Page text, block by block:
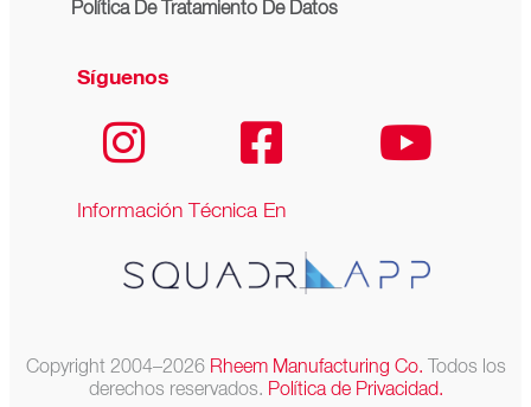
Política De Tratamiento De Datos
Síguenos
Información Técnica En
Copyright 2004–2026 Rheem Manufacturing Co. Todos los
derechos reservados. Política de Privacidad.